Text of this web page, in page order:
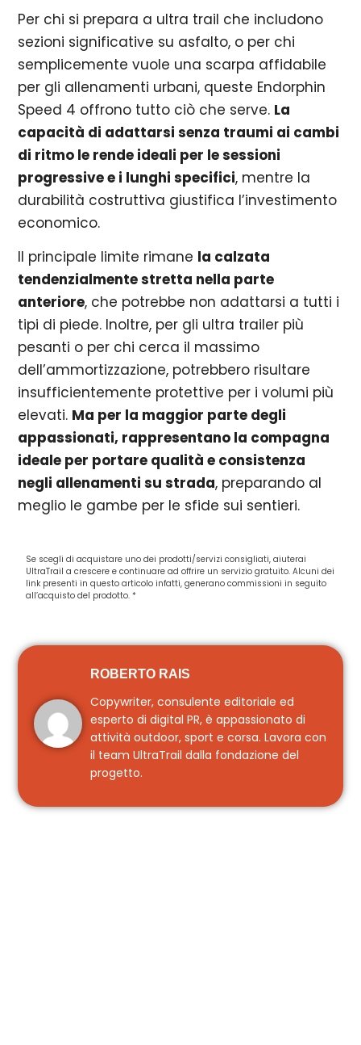
Per chi si prepara a ultra trail che includono
sezioni significative su asfalto, o per chi
semplicemente vuole una scarpa affidabile
per gli allenamenti urbani, queste Endorphin
Speed 4 offrono tutto ciò che serve. La
capacità di adattarsi senza traumi ai cambi
di ritmo le rende ideali per le sessioni
progressive e i lunghi specifici, mentre la
durabilità costruttiva giustifica l’investimento
economico.
Il principale limite rimane la calzata
tendenzialmente stretta nella parte
anteriore, che potrebbe non adattarsi a tutti i
tipi di piede. Inoltre, per gli ultra trailer più
pesanti o per chi cerca il massimo
dell’ammortizzazione, potrebbero risultare
insufficientemente protettive per i volumi più
elevati. Ma per la maggior parte degli
appassionati, rappresentano la compagna
ideale per portare qualità e consistenza
negli allenamenti su strada, preparando al
meglio le gambe per le sfide sui sentieri.
Se scegli di acquistare uno dei prodotti/servizi consigliati, aiuterai
UltraTrail a crescere e continuare ad offrire un servizio gratuito. Alcuni dei
link presenti in questo articolo infatti, generano commissioni in seguito
all’acquisto del prodotto. *
ROBERTO RAIS
Copywriter, consulente editoriale ed
esperto di digital PR, è appassionato di
attività outdoor, sport e corsa. Lavora con
il team UltraTrail dalla fondazione del
progetto.